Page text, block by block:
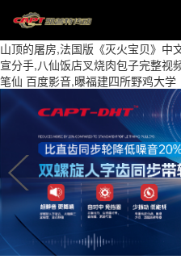
山顶的屠房,法国版《灭火宝贝》中
宣分手,八仙饭店叉烧肉包子完整视
笔仙 百度影音,曝福建四所野鸡大学